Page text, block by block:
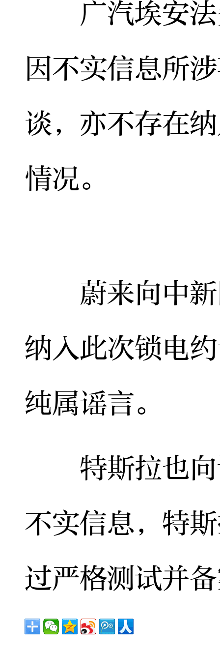
广汽埃安法
因不实信息所
谈，亦不存在
情况。
蔚来向中新
纳入此次锁电
纯属谣言。
特斯拉也向
不实信息，特
过严格测试并